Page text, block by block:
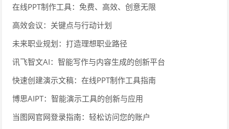
在线PPT制作工具：免费、高效、创意无限
高效会议：关键点与行动计划
未来职业规划：打造理想职业路径
讯飞智文AI：智能写作与内容生成的创新平台
快速创建演示文稿：在线PPT制作工具指南
博思AIPT：智能演示工具的创新与应用
当图网官网登录指南：轻松访问您的账户